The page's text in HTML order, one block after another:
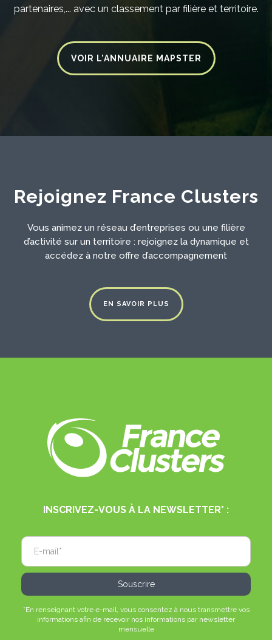
partenaires,... avec un classement par filière et territoire.
VOIR L’ANNUAIRE MAPSTER
Rejoignez France Clusters
Vous animez un réseau d’entreprises ou une filière
d’activité sur un territoire : rejoignez la dynamique et
accédez à notre offre d’accompagnement
EN SAVOIR PLUS
INSCRIVEZ-VOUS À LA NEWSLETTER* :
*En renseignant votre e-mail, vous consentez à nous transmettre vos
informations afin de recevoir nos informations par newsletter
mensuelle